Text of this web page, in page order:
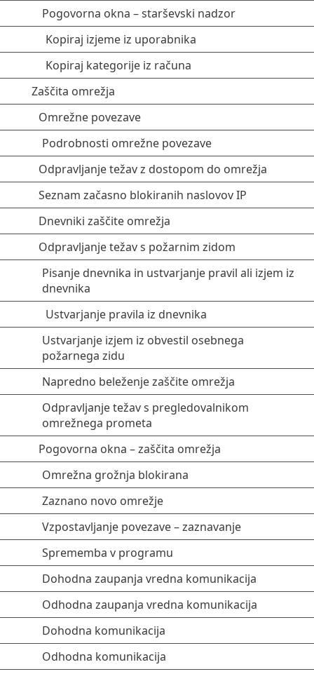
Pogovorna okna – starševski nadzor
Kopiraj izjeme iz uporabnika
Kopiraj kategorije iz računa
Zaščita omrežja
Omrežne povezave
Podrobnosti omrežne povezave
Odpravljanje težav z dostopom do omrežja
Seznam začasno blokiranih naslovov IP
Dnevniki zaščite omrežja
Odpravljanje težav s požarnim zidom
Pisanje dnevnika in ustvarjanje pravil ali izjem iz
dnevnika
Ustvarjanje pravila iz dnevnika
Ustvarjanje izjem iz obvestil osebnega
požarnega zidu
Napredno beleženje zaščite omrežja
Odpravljanje težav s pregledovalnikom
omrežnega prometa
Pogovorna okna – zaščita omrežja
Omrežna grožnja blokirana
Zaznano novo omrežje
Vzpostavljanje povezave – zaznavanje
Sprememba v programu
Dohodna zaupanja vredna komunikacija
Odhodna zaupanja vredna komunikacija
Dohodna komunikacija
Odhodna komunikacija